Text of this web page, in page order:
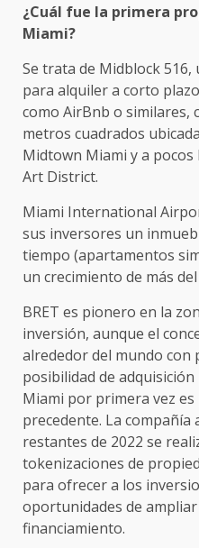
¿Cuál fue la primera
Miami?
Se trata de Midblock
para alquiler a corto
como AirBnb o similares,
metros cuadrados
Midtown Miami y a
Art District.
Miami International
sus inversores un
tiempo (apartamentos
un crecimiento de más
BRET es pionero en la
inversión, aunque el
alrededor del mundo con
posibilidad de
Miami por primera vez
precedente. La compañía
restantes de 2022 se
tokenizaciones de
para ofrecer a los
oportunidades de
financiamiento.